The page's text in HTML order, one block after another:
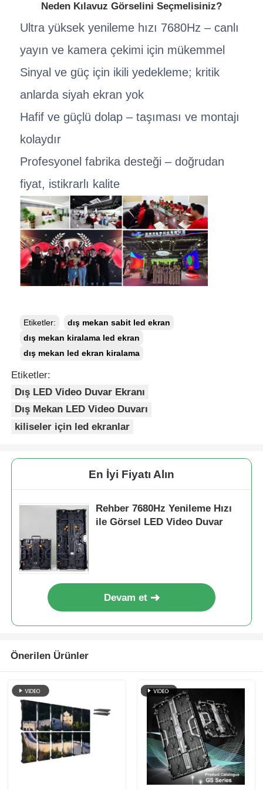
Neden Kılavuz Görselini Seçmelisiniz?
Ultra yüksek yenileme hızı 7680Hz – canlı
yayın ve kamera çekimi için mükemmel
Sinyal ve güç için ikili yedekleme; kritik
anlarda siyah ekran yok
Hafif ve güçlü dolap – taşıması ve montajı
kolaydır
Profesyonel fabrika desteği – doğrudan
fiyat, istikrarlı kalite
Etiketler:
dış mekan sabit led ekran
dış mekan kiralama led ekran
dış mekan led ekran kiralama
Etiketler:
Dış LED Video Duvar Ekranı
Dış Mekan LED Video Duvarı
kiliseler için led ekranlar
En İyi Fiyatı Alın
Rehber 7680Hz Yenileme Hızı
ile Görsel LED Video Duvar
Devam et
Önerilen Ürünler